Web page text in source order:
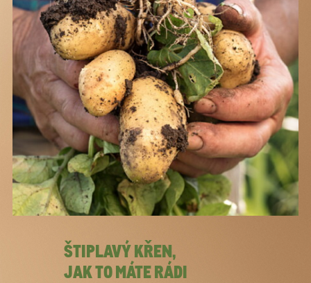
ŠTIPLAVÝ KŘEN,
JAK TO MÁTE RÁDI